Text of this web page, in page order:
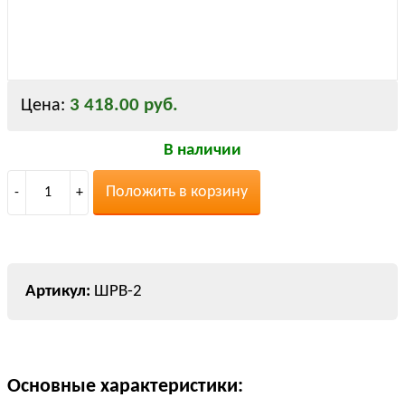
Цена: 3 418.00 руб.
В наличии
- 1 + Положить в корзину
ШРВ-2
Основные характеристики: